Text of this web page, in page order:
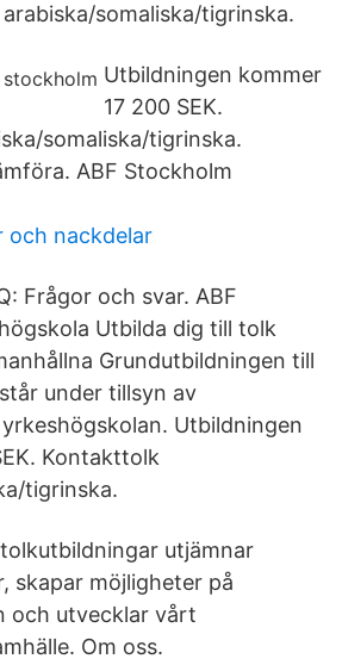
somaliska/tigrinska.
Utbildningen kommer
17 200 SEK.
somaliska/tigrinska.
ABF Stockholm
och nackdelar
Frågor och svar. ABF
Utbilda dig till tolk
Grundutbildningen till
under tillsyn av
Utbildningen
Kontakttolk
tigrinska.
utjämnar
skapar möjligheter på
och utvecklar vårt
Om oss.